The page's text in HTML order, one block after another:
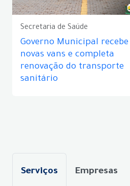
Secretaria de Saúde
Governo Municipal recebe
novas vans e completa
renovação do transporte
sanitário
Serviços Empresas